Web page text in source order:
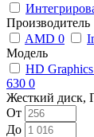
Производитель
AMD 0
Модель
HD
630 0
Жесткий диск,
От
До